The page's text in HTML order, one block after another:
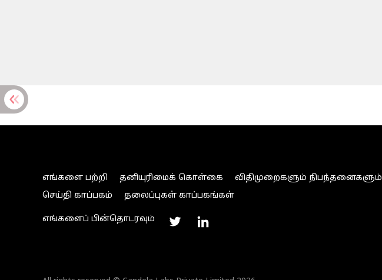
எங்களை பற்றி தனியுரிமைக் கொள்கை விதிமுறைகளும் நிபந்தனைகளும்
செய்தி காப்பகம்
தலைப்புகள் காப்பகங்கள்
எங்களைப் பின்தொடரவும்